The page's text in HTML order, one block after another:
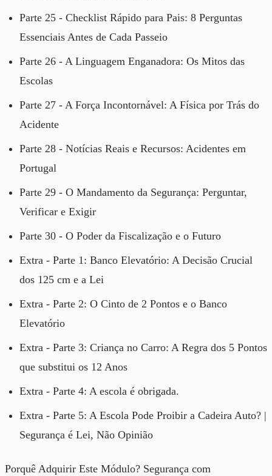
Parte 25 - Checklist Rápido para Pais: 8 Perguntas
Essenciais Antes de Cada Passeio
Parte 26 - A Linguagem Enganadora: Os Mitos das
Escolas
Parte 27 - A Força Incontornável: A Física por Trás do
Acidente
Parte 28 - Notícias Reais e Recursos: Acidentes em
Portugal
Parte 29 - O Mandamento da Segurança: Perguntar,
Verificar e Exigir
Parte 30 - O Poder da Fiscalização e o Futuro
Extra - Parte 1: Banco Elevatório: A Decisão Crucial
dos 125 cm e a Lei
Extra - Parte 2: O Cinto de 2 Pontos e o Banco
Elevatório
Extra - Parte 3: Criança no Carro: A Regra dos 5 Pontos
que substitui os 12 Anos
Extra - Parte 4: A escola é obrigada.
Extra - Parte 5: A Escola Pode Proibir a Cadeira Auto? |
Segurança é Lei, Não Opinião
Porquê Adquirir Este Módulo? Segurança com